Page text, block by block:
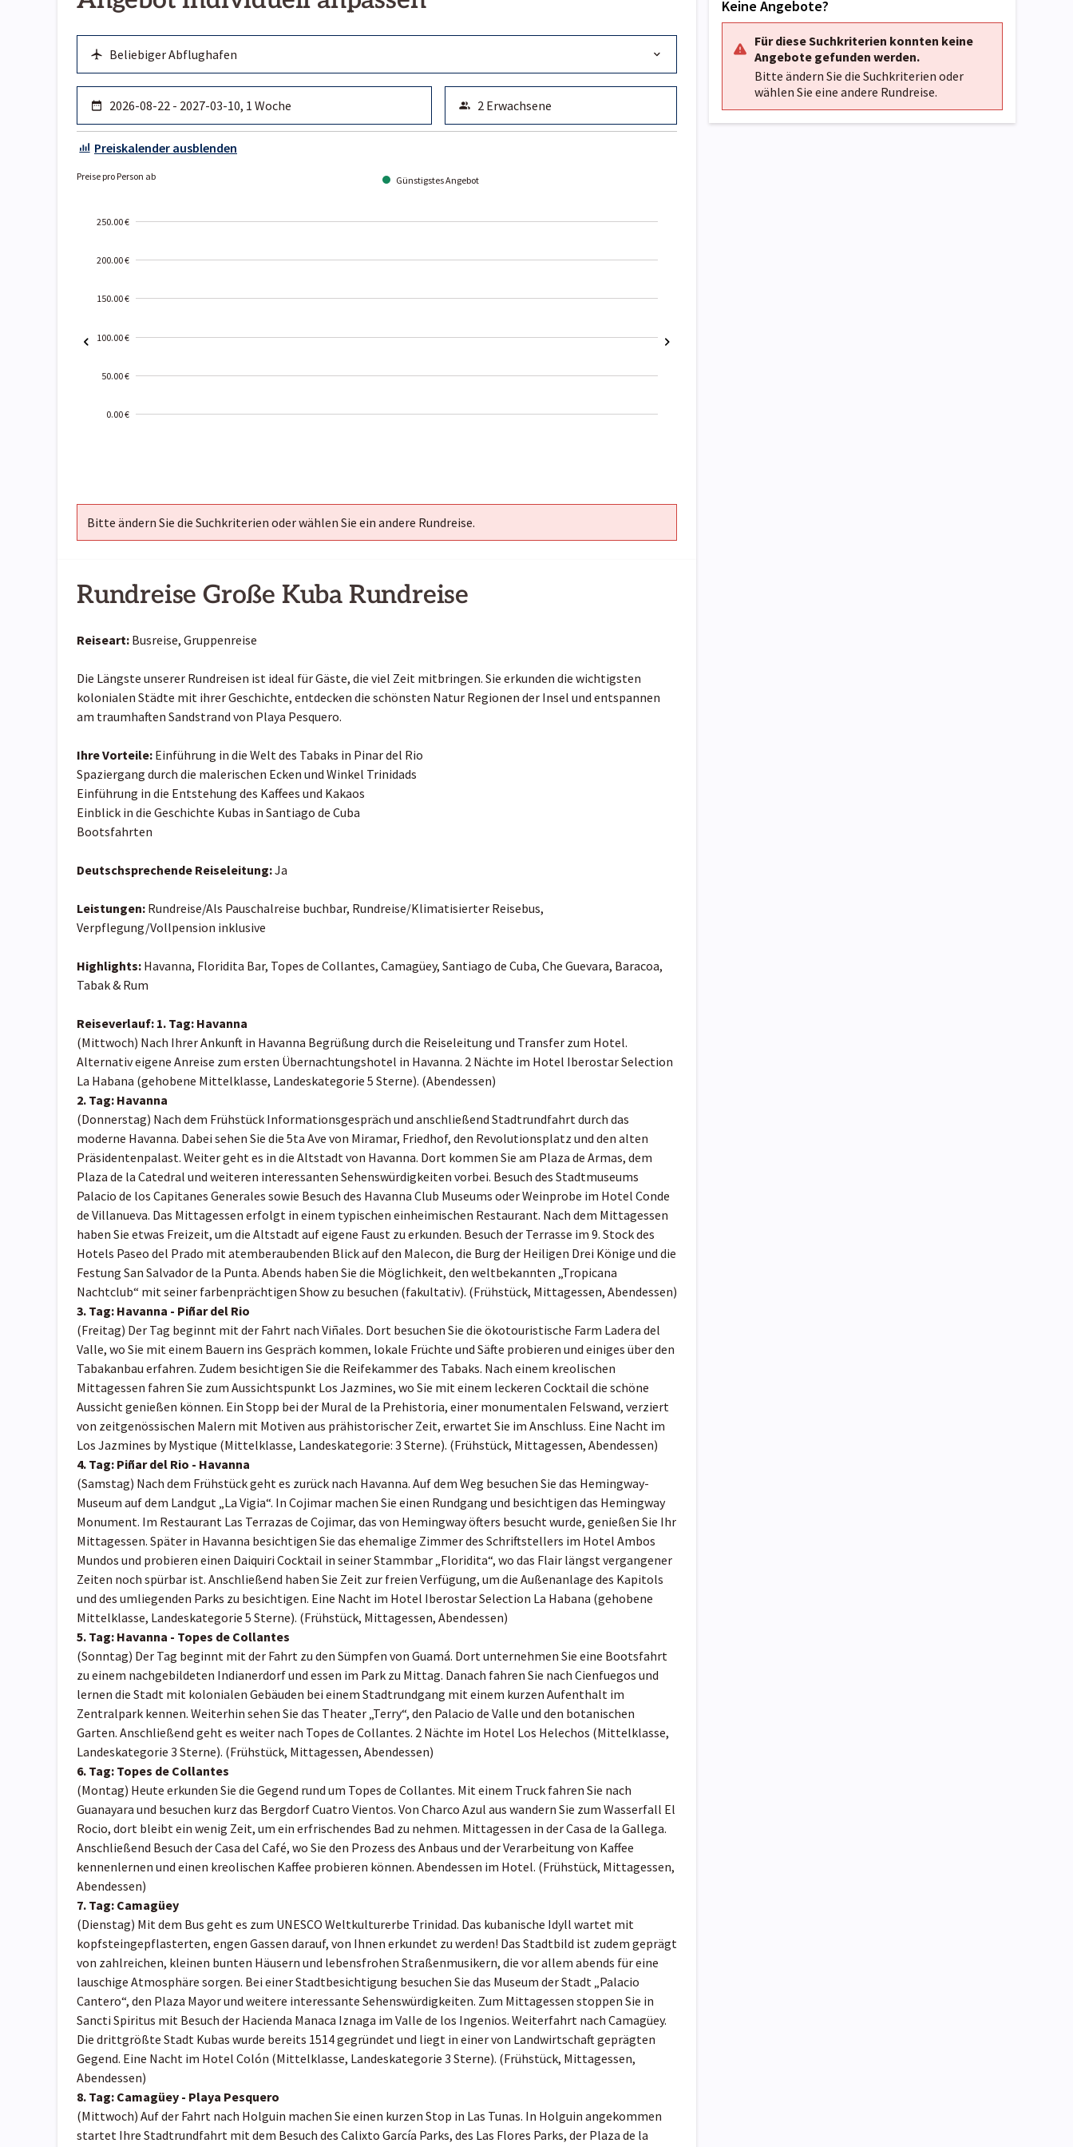
Preiskalender ausblenden
Preise pro Person ab Günstigstes Angebot
250.00 €
200.00 €
150.00 €
100.00 €
50.00 €
0.00 €
Bitte ändern Sie die Suchkriterien oder wählen Sie ein andere Rundreise.
Rundreise Große Kuba Rundreise
Reiseart: Busreise, Gruppenreise
Die Längste unserer Rundreisen ist ideal für Gäste, die viel Zeit mitbringen. Sie erkunden die wichtigsten
kolonialen Städte mit ihrer Geschichte, entdecken die schönsten Natur Regionen der Insel und entspannen
am traumhaften Sandstrand von Playa Pesquero.
Ihre Vorteile: Einführung in die Welt des Tabaks in Pinar del Rio
Spaziergang durch die malerischen Ecken und Winkel Trinidads
Einführung in die Entstehung des Kaffees und Kakaos
Einblick in die Geschichte Kubas in Santiago de Cuba
Bootsfahrten
Deutschsprechende Reiseleitung:Ja
Leistungen: Rundreise/Als Pauschalreise buchbar, Rundreise/Klimatisierter Reisebus,
Verpflegung/Vollpension inklusive
Highlights: Havanna, Floridita Bar, Topes de Collantes, Camagüey, Santiago de Cuba, Che Guevara, Baracoa,
Tabak & Rum
Reiseverlauf: 1. Tag: Havanna
(Mittwoch) Nach Ihrer Ankunft in Havanna Begrüßung durch die Reiseleitung und Transfer zum Hotel.
Alternativ eigene Anreise zum ersten Übernachtungshotel in Havanna. 2 Nächte im Hotel Iberostar Selection
La Habana (gehobene Mittelklasse, Landeskategorie 5 Sterne). (Abendessen)
2. Tag: Havanna
(Donnerstag) Nach dem Frühstück Informationsgespräch und anschließend Stadtrundfahrt durch das
moderne Havanna. Dabei sehen Sie die 5ta Ave von Miramar, Friedhof, den Revolutionsplatz und den alten
Präsidentenpalast. Weiter geht es in die Altstadt von Havanna. Dort kommen Sie am Plaza de Armas, dem
Plaza de la Catedral und weiteren interessanten Sehenswürdigkeiten vorbei. Besuch des Stadtmuseums
Palacio de los Capitanes Generales sowie Besuch des Havanna Club Museums oder Weinprobe im Hotel Conde
de Villanueva. Das Mittagessen erfolgt in einem typischen einheimischen Restaurant. Nach dem Mittagessen
haben Sie etwas Freizeit, um die Altstadt auf eigene Faust zu erkunden. Besuch der Terrasse im 9. Stock des
Hotels Paseo del Prado mit atemberaubenden Blick auf den Malecon, die Burg der Heiligen Drei Könige und die
Festung San Salvador de la Punta. Abends haben Sie die Möglichkeit, den weltbekannten „Tropicana
Nachtclub“ mit seiner farbenprächtigen Show zu besuchen (fakultativ). (Frühstück, Mittagessen, Abendessen)
3. Tag: Havanna - Piñar del Rio
(Freitag) Der Tag beginnt mit der Fahrt nach Viñales. Dort besuchen Sie die ökotouristische Farm Ladera del
Valle, wo Sie mit einem Bauern ins Gespräch kommen, lokale Früchte und Säfte probieren und einiges über den
Tabakanbau erfahren. Zudem besichtigen Sie die Reifekammer des Tabaks. Nach einem kreolischen
Mittagessen fahren Sie zum Aussichtspunkt Los Jazmines, wo Sie mit einem leckeren Cocktail die schöne
Aussicht genießen können. Ein Stopp bei der Mural de la Prehistoria, einer monumentalen Felswand, verziert
von zeitgenössischen Malern mit Motiven aus prähistorischer Zeit, erwartet Sie im Anschluss. Eine Nacht im
Los Jazmines by Mystique (Mittelklasse, Landeskategorie: 3 Sterne). (Frühstück, Mittagessen, Abendessen)
4. Tag: Piñar del Rio - Havanna
(Samstag) Nach dem Frühstück geht es zurück nach Havanna. Auf dem Weg besuchen Sie das Hemingway-
Museum auf dem Landgut „La Vigia“. In Cojimar machen Sie einen Rundgang und besichtigen das Hemingway
Monument. Im Restaurant Las Terrazas de Cojimar, das von Hemingway öfters besucht wurde, genießen Sie Ihr
Mittagessen. Später in Havanna besichtigen Sie das ehemalige Zimmer des Schriftstellers im Hotel Ambos
Mundos und probieren einen Daiquiri Cocktail in seiner Stammbar „Floridita“, wo das Flair längst vergangener
Zeiten noch spürbar ist. Anschließend haben Sie Zeit zur freien Verfügung, um die Außenanlage des Kapitols
und des umliegenden Parks zu besichtigen. Eine Nacht im Hotel Iberostar Selection La Habana (gehobene
Mittelklasse, Landeskategorie 5 Sterne). (Frühstück, Mittagessen, Abendessen)
5. Tag: Havanna - Topes de Collantes
(Sonntag) Der Tag beginnt mit der Fahrt zu den Sümpfen von Guamá. Dort unternehmen Sie eine Bootsfahrt
zu einem nachgebildeten Indianerdorf und essen im Park zu Mittag. Danach fahren Sie nach Cienfuegos und
lernen die Stadt mit kolonialen Gebäuden bei einem Stadtrundgang mit einem kurzen Aufenthalt im
Zentralpark kennen. Weiterhin sehen Sie das Theater „Terry“, den Palacio de Valle und den botanischen
Garten. Anschließend geht es weiter nach Topes de Collantes. 2 Nächte im Hotel Los Helechos (Mittelklasse,
Landeskategorie 3 Sterne). (Frühstück, Mittagessen, Abendessen)
6. Tag: Topes de Collantes
(Montag) Heute erkunden Sie die Gegend rund um Topes de Collantes. Mit einem Truck fahren Sie nach
Guanayara und besuchen kurz das Bergdorf Cuatro Vientos. Von Charco Azul aus wandern Sie zum Wasserfall El
Rocio, dort bleibt ein wenig Zeit, um ein erfrischendes Bad zu nehmen. Mittagessen in der Casa de la Gallega.
Anschließend Besuch der Casa del Café, wo Sie den Prozess des Anbaus und der Verarbeitung von Kaffee
kennenlernen und einen kreolischen Kaffee probieren können. Abendessen im Hotel. (Frühstück, Mittagessen,
Abendessen)
7. Tag: Camagüey
(Dienstag) Mit dem Bus geht es zum UNESCO Weltkulturerbe Trinidad. Das kubanische Idyll wartet mit
kopfsteingepflasterten, engen Gassen darauf, von Ihnen erkundet zu werden! Das Stadtbild ist zudem geprägt
von zahlreichen, kleinen bunten Häusern und lebensfrohen Straßenmusikern, die vor allem abends für eine
lauschige Atmosphäre sorgen. Bei einer Stadtbesichtigung besuchen Sie das Museum der Stadt „Palacio
Cantero“, den Plaza Mayor und weitere interessante Sehenswürdigkeiten. Zum Mittagessen stoppen Sie in
Sancti Spiritus mit Besuch der Hacienda Manaca Iznaga im Valle de los Ingenios. Weiterfahrt nach Camagüey.
Die drittgrößte Stadt Kubas wurde bereits 1514 gegründet und liegt in einer von Landwirtschaft geprägten
Gegend. Eine Nacht im Hotel Colón (Mittelklasse, Landeskategorie 3 Sterne). (Frühstück, Mittagessen,
Abendessen)
8. Tag: Camagüey - Playa Pesquero
(Mittwoch) Auf der Fahrt nach Holguin machen Sie einen kurzen Stop in Las Tunas. In Holguin angekommen
startet Ihre Stadtrundfahrt mit dem Besuch des Calixto García Parks, des Las Flores Parks, der Plaza de la
Keine Angebote?
Für diese Suchkriterien konnten keine
Angebote gefunden werden.
Bitte ändern Sie die Suchkriterien oder
wählen Sie eine andere Rundreise.